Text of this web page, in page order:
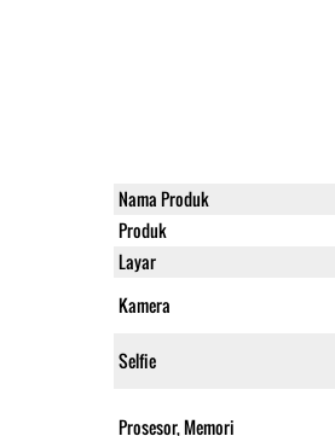
Nama Produk
Produk
Layar
Kamera
Selfie
Prosesor, Memori